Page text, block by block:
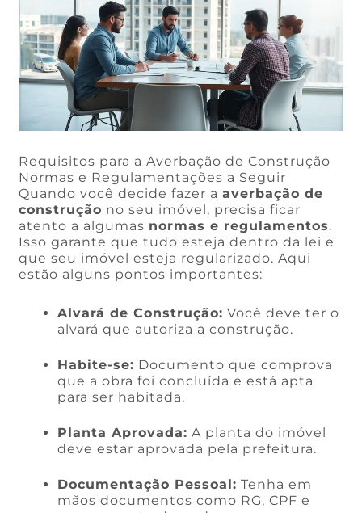
Requisitos para a Averbação de Construção
Normas e Regulamentações a Seguir
Quando você decide fazer aaverbação de
construção no seu imóvel, precisa ficar
atento a algumas normas e regulamentos.
Isso garante que tudo esteja dentro da lei e
que seu imóvel esteja regularizado. Aqui
estão alguns pontos importantes:
Alvará de Construção: Você deve ter o
alvará que autoriza a construção.
Habite-se: Documento que comprova
que a obra foi concluída e está apta
para ser habitada.
Planta Aprovada: A planta do imóvel
deve estar aprovada pela prefeitura.
Documentação Pessoal: Tenha em
mãos documentos como RG, CPF e